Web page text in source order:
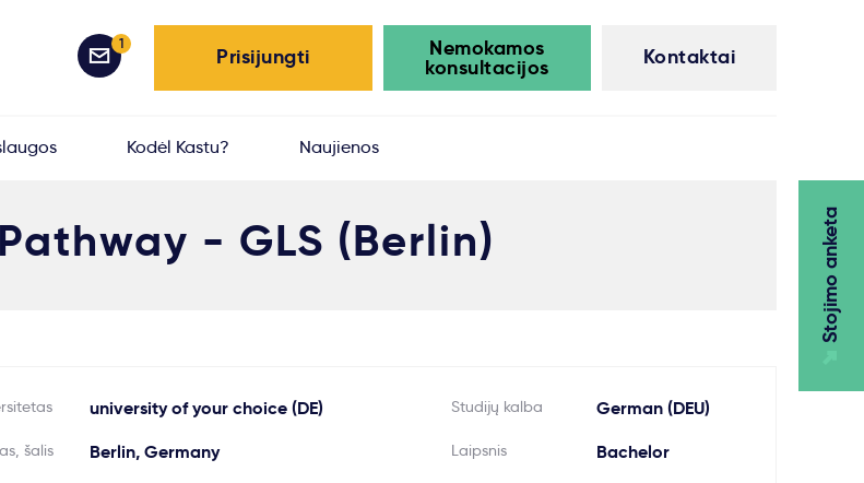
Kontaktai
Nemokamos
konsultacijos
Prisijungti
1
Stojimo anketa
Kodėl Kastu? Naujienos
- GLS (Berlin)
university of your choice (DE)
šalis Berlin, Germany
Studijų kalba German (DEU)
Laipsnis Bachelor